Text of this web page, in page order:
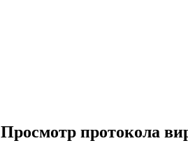
Просмотр протокола